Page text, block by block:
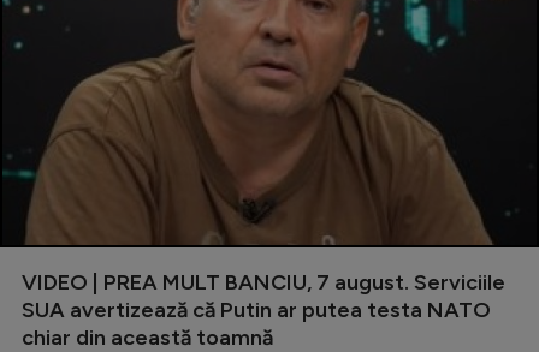
VIDEO | PREA MULT BANCIU, 7 august. Serviciile
SUA avertizează că Putin ar putea testa NATO
chiar din această toamnă